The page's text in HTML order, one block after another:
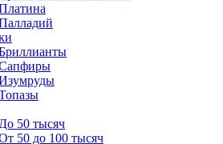
До 50 тысяч
50 до 100 тысяч